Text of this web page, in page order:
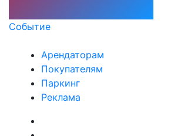
Событие
Арендаторам
Покупателям
Паркинг
Реклама